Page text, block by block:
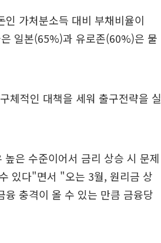
가처분소득 대비 부채비율이
일본(65%)과 유로존(60%)은 물
체적인 대책을 세워 출구전략을 실
은 수준이어서 금리 상승 시 문제
있다"면서 "오는 3월, 원리금 상
융 충격이 올 수 있는 만큼 금융당